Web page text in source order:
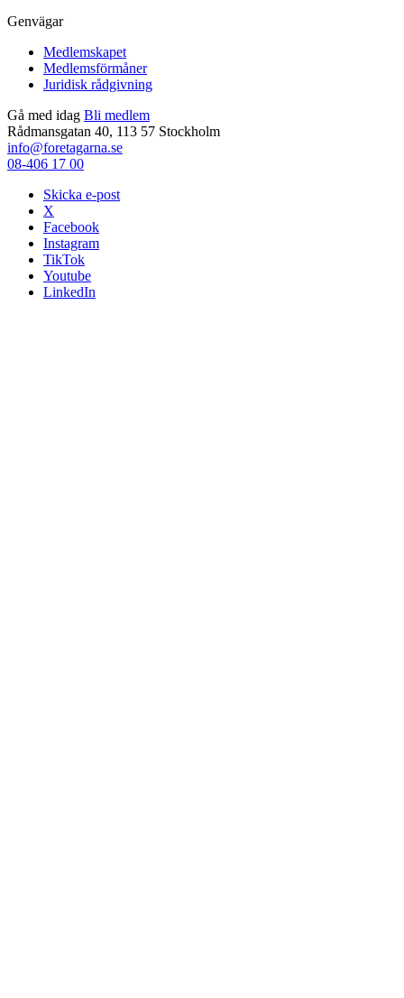
Genvägar
Medlemskapet
Medlemsförmåner
Juridisk rådgivning
Gå med idag Bli medlem
Rådmansgatan 40, 113 57 Stockholm
info@foretagarna.se
08-406 17 00
Skicka e-post
X
Facebook
Instagram
TikTok
Youtube
LinkedIn